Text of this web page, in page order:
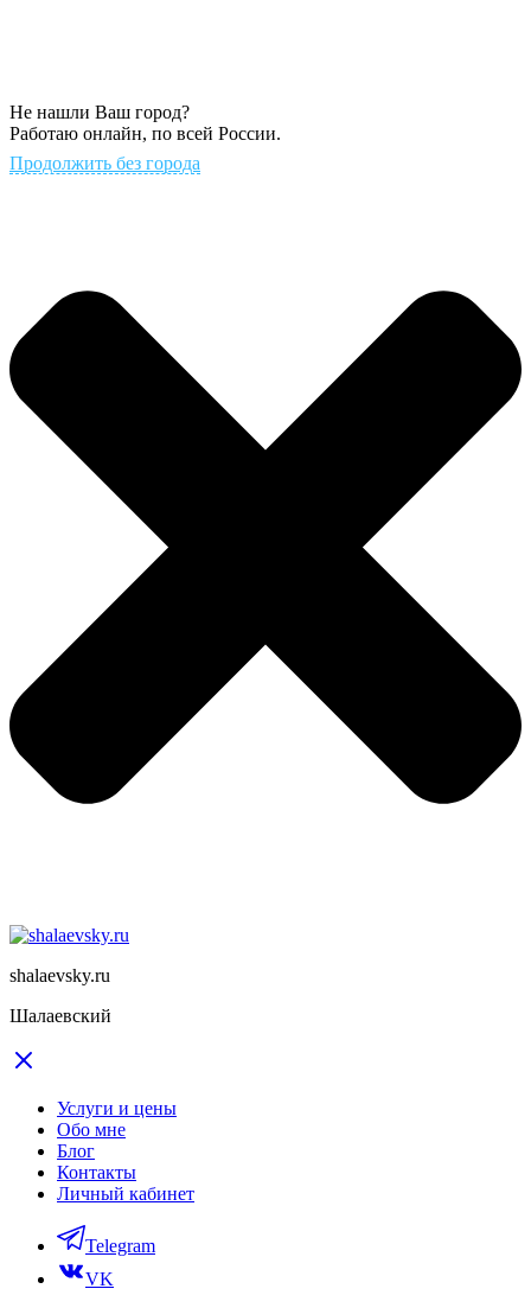
Не нашли Ваш город?
Работаю онлайн, по всей России.
Продолжить без города
shalaevsky.ru
Шалаевский
Услуги и цены
Обо мне
Блог
Контакты
Личный кабинет
Telegram
VK